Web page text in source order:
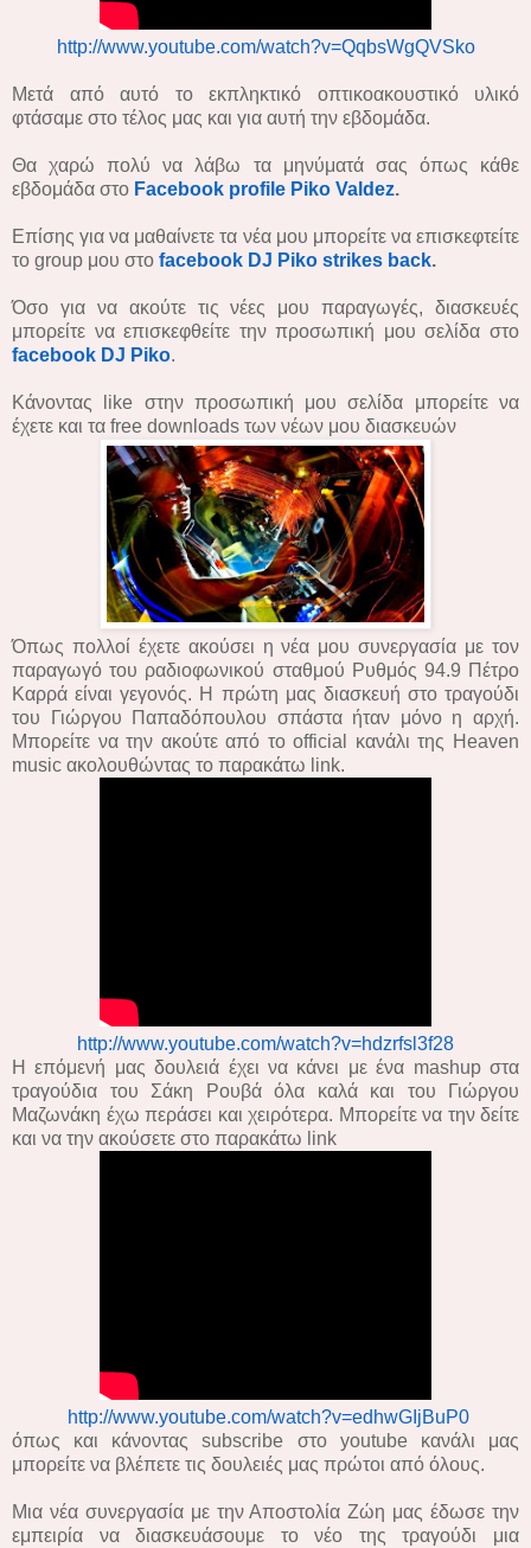
http://www.youtube.com/watch?v=QqbsWgQVSko
Μετά από αυτό το εκπληκτικό οπτικοακουστικό υλικό
φτάσαμε στο τέλος μας και για αυτή την εβδομάδα.
Θα χαρώ πολύ να λάβω τα μηνύματά σας όπως κάθε
εβδομάδα στο Facebook profile Piko Valdez.
Επίσης για να μαθαίνετε τα νέα μου μπορείτε να επισκεφτείτε
τo group μου στο facebook DJ Piko strikes back.
Όσο για να ακούτε τις νέες μου παραγωγές, διασκευές
μπορείτε να επισκεφθείτε την προσωπική μου σελίδα στο
facebook DJ Piko.
Κάνοντας like στην προσωπική μου σελίδα μπορείτε να
έχετε και τα free downloads των νέων μου διασκευών
Όπως πολλοί έχετε ακούσει η νέα μου συνεργασία με τον
παραγωγό του ραδιοφωνικού σταθμού Ρυθμός 94.9 Πέτρο
Καρρά είναι γεγονός. Η πρώτη μας διασκευή στο τραγούδι
του Γιώργου Παπαδόπουλου σπάστα ήταν μόνο η αρχή.
Μπορείτε να την ακούτε από το official κανάλι της Heaven
music ακολουθώντας το παρακάτω link.
http://www.youtube.com/watch?v=hdzrfsl3f28
Η επόμενή μας δουλειά έχει να κάνει με ένα mashup στα
τραγούδια του Σάκη Ρουβά όλα καλά και του Γιώργου
Μαζωνάκη έχω περάσει και χειρότερα. Μπορείτε να την δείτε
και να την ακούσετε στο παρακάτω link
http://www.youtube.com/watch?v=edhwGIjBuP0
όπως και κάνοντας subscribe στο youtube κανάλι μας
μπορείτε να βλέπετε τις δουλειές μας πρώτοι από όλους.
Μια νέα συνεργασία με την Αποστολία Ζώη μας έδωσε την
εμπειρία να διασκευάσουμε το νέο της τραγούδι μια